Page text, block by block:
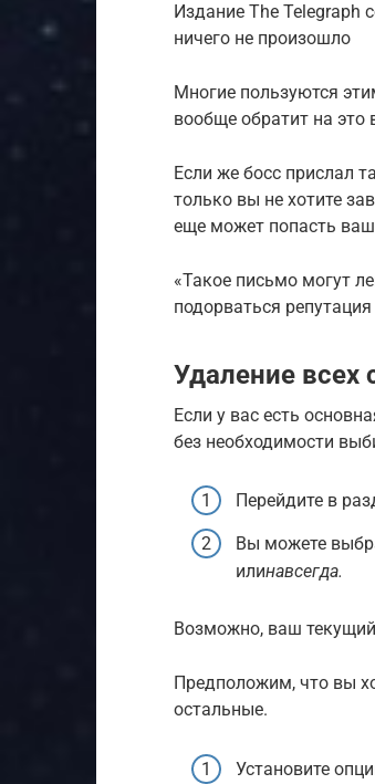
Издание The Telegraph
ничего не произошло
Многие пользуются
вообще обратит на это
Если же босс прислал
только вы не хотите
еще может попасть
«Такое письмо могут
подорваться
Удаление
Если у вас есть
без необходимости
Перейдите в
Вы можете
илинавсегда.
Возможно, ваш
Предположим, что вы
остальные.
Установите